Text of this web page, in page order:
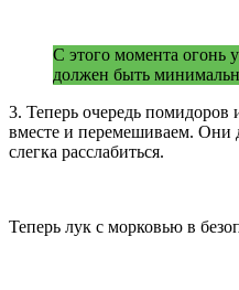
С этого момента огонь
должен быть
3. Теперь очередь помидоров
вместе и перемешиваем.
слегка расслабиться.
Теперь лук с морковью в